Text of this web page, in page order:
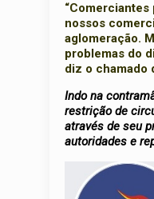
nossos
aglomeração.
problemas do
diz o chamado
Indo na
restrição de
através de seu
autoridades e